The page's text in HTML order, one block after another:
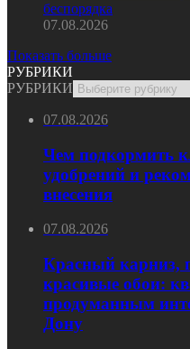
беспорядка
07.08.2026
Показать больше
РУБРИКИ
РУБРИКИ
07.08.2026
Чем подкормить
удобрений и
внесения
07.08.2026
Красный карниз,
красивые обои:
продуманным
Дону